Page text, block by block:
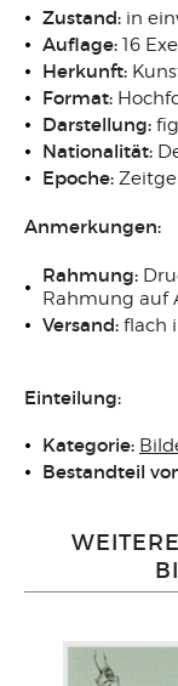
Zustand: in
Auflage: 16
Herkunft:
Format:
Darstellung:
Nationalität:
Epoche:
Anmerkungen:
Rahmung:
Rahmung auf
Versand: flach
Einteilung:
Kategorie:
Bestandteil